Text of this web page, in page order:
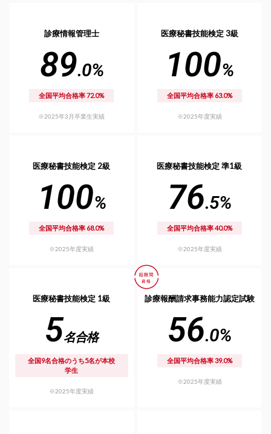
診療情報管理士
89.0%
全国平均合格率 72.0%
※2025年3月卒業生実績
医療秘書技能検定 3級
100%
全国平均合格率 63.0%
※2025年度実績
医療秘書技能検定 2級
100%
全国平均合格率 68.0%
※2025年度実績
医療秘書技能検定 準1級
76.5%
全国平均合格率 40.0%
※2025年度実績
医療秘書技能検定 1級
5名合格
全国9名合格のうち5名が本校
学生
※2025年度実績
診療報酬請求事務能力認定試験
56.0%
全国平均合格率 39.0%
※2025年度実績